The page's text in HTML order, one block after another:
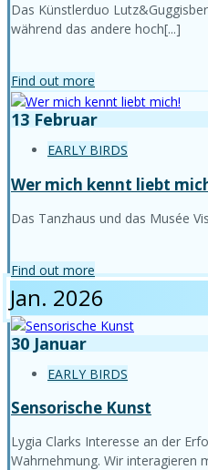
Das Künstlerduo
während das andere hoch[...]
Find out more
13 Februar
EARLY BIRDS
Wer mich kennt liebt
Das Tanzhaus und das Musée
Find out more
Jan. 2026
30 Januar
EARLY BIRDS
Sensorische Kunst
Lygia Clarks Interesse an der
Wahrnehmung. Wir interagieren